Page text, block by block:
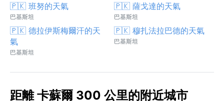
🇵🇰 班努的天氣
巴基斯坦
🇵🇰 薩戈達的天氣
巴基斯坦
🇵🇰 德拉伊斯梅爾汗的天
氣
巴基斯坦
🇵🇰 穆扎法拉巴德的天氣
巴基斯坦
距離 卡蘇爾 300 公里的附近城市